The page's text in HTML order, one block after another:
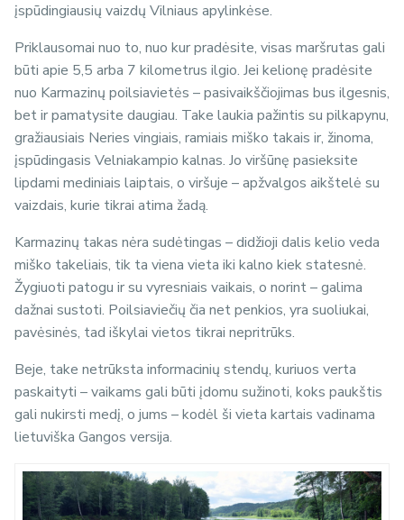
įspūdingiausių vaizdų Vilniaus apylinkėse.
Priklausomai nuo to, nuo kur pradėsite, visas maršrutas gali
būti apie 5,5 arba 7 kilometrus ilgio. Jei kelionę pradėsite
nuo Karmazinų poilsiavietės – pasivaikščiojimas bus ilgesnis,
bet ir pamatysite daugiau. Take laukia pažintis su pilkapynu,
gražiausiais Neries vingiais, ramiais miško takais ir, žinoma,
įspūdingasis Velniakampio kalnas. Jo viršūnę pasieksite
lipdami mediniais laiptais, o viršuje – apžvalgos aikštelė su
vaizdais, kurie tikrai atima žadą.
Karmazinų takas nėra sudėtingas – didžioji dalis kelio veda
miško takeliais, tik ta viena vieta iki kalno kiek statesnė.
Žygiuoti patogu ir su vyresniais vaikais, o norint – galima
dažnai sustoti. Poilsiaviečių čia net penkios, yra suoliukai,
pavėsinės, tad iškylai vietos tikrai nepritrūks.
Beje, take netrūksta informacinių stendų, kuriuos verta
paskaityti – vaikams gali būti įdomu sužinoti, koks paukštis
gali nukirsti medį, o jums – kodėl ši vieta kartais vadinama
lietuviška Gangos versija.